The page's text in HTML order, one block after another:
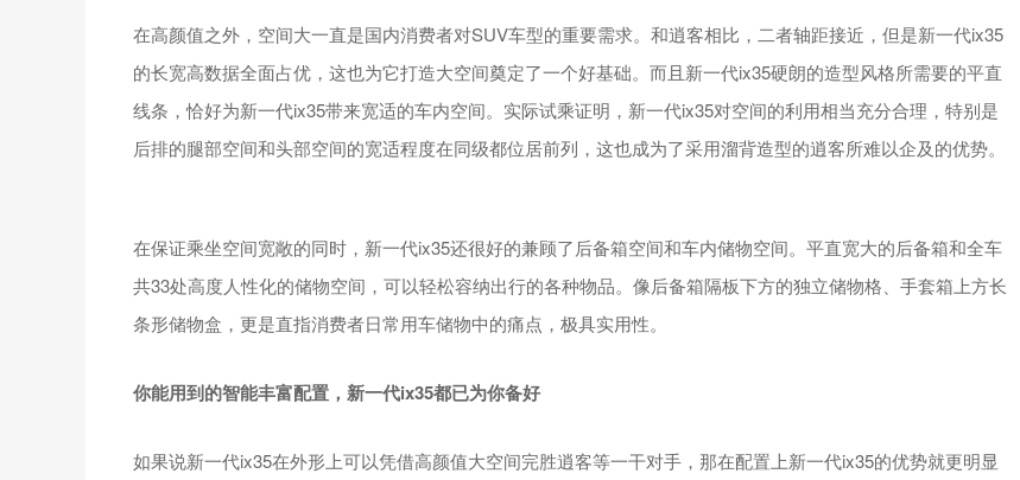
在高颜值之外，空间大一直是国内消费者对SUV车型的重要需求。和逍客相比，二者轴距接近，但是新一代ix35
的长宽高数据全面占优，这也为它打造大空间奠定了一个好基础。而且新一代ix35硬朗的造型风格所需要的平直
线条，恰好为新一代ix35带来宽适的车内空间。实际试乘证明，新一代ix35对空间的利用相当充分合理，特别是
后排的腿部空间和头部空间的宽适程度在同级都位居前列，这也成为了采用溜背造型的逍客所难以企及的优势。
在保证乘坐空间宽敞的同时，新一代ix35还很好的兼顾了后备箱空间和车内储物空间。平直宽大的后备箱和全车
共33处高度人性化的储物空间，可以轻松容纳出行的各种物品。像后备箱隔板下方的独立储物格、手套箱上方长
条形储物盒，更是直指消费者日常用车储物中的痛点，极具实用性。
你能用到的智能丰富配置，新一代ix35都已为你备好
如果说新一代ix35在外形上可以凭借高颜值大空间完胜逍客等一干对手，那在配置上新一代ix35的优势就更明显